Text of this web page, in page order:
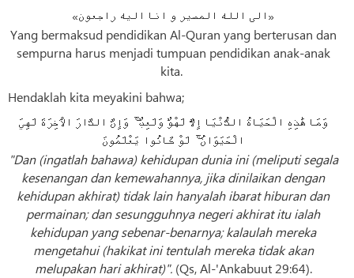
«الی الله المصیر و انا الیه راجعون»
Yang bermaksud pendidikan Al-Quran yang berterusan dan
sempurna harus menjadi tumpuan pendidikan anak-anak
kita.
Hendaklah kita meyakini bahwa;
وَمَا هَٰذِهِ الْحَيَاةُ الدُّنْيَا إِلَّا لَهْوٌ وَلَعِبٌ ۚ وَإِنَّ الدَّارَ الْآخِرَةَ لَهِيَ
الْحَيَوَانُ ۚ لَوْ كَانُوا يَعْلَمُونَ
"Dan (ingatlah bahawa) kehidupan dunia ini (meliputi segala
kesenangan dan kemewahannya, jika dinilaikan dengan
kehidupan akhirat) tidak lain hanyalah ibarat hiburan dan
permainan; dan sesungguhnya negeri akhirat itu ialah
kehidupan yang sebenar-benarnya; kalaulah mereka
mengetahui (hakikat ini tentulah mereka tidak akan
melupakan hari akhirat)". (Qs, Al-'Ankabuut 29:64).